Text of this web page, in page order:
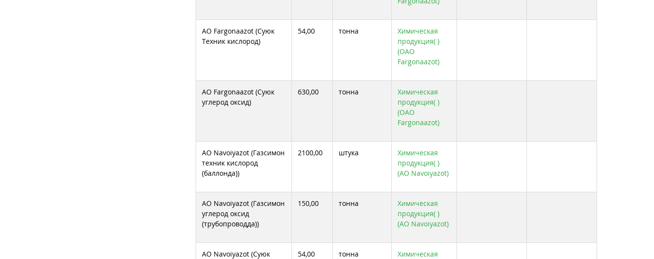
АО Fargonaazot (Суюк
Техник кислород)
54,00 тонна
Химическая
продукция( )
(ОАО
Fargonaazot)
АО Fargonaazot (Суюк
углерод оксид)
630,00 тонна
Химическая
продукция( )
(ОАО
Fargonaazot)
АО Navoiyazot (Газсимон
техник кислород
(баллонда))
2100,00 штука
Химическая
продукция( )
(АО Navoiyazot)
АО Navoiyazot (Газсимон
углерод оксид
(трубопроводда))
150,00 тонна
Химическая
продукция( )
(АО Navoiyazot)
АО Navoiyazot (Суюк
54,00 тонна
Химическая